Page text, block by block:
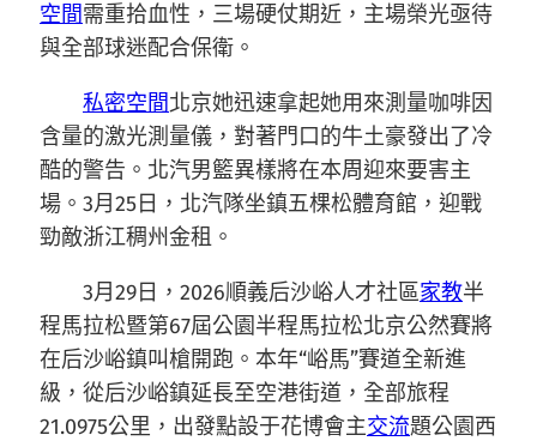
空間需重拾血性，三場硬仗期近，主場榮光亟待
與全部球迷配合保衛。
私密空間北京她迅速拿起她用來測量咖啡因
含量的激光測量儀，對著門口的牛土豪發出了冷
酷的警告。北汽男籃異樣將在本周迎來要害主
場。3月25日，北汽隊坐鎮五棵松體育館，迎戰
勁敵浙江稠州金租。
3月29日，2026順義后沙峪人才社區家教半
程馬拉松暨第67屆公園半程馬拉松北京公然賽將
在后沙峪鎮叫槍開跑。本年“峪馬”賽道全新進
級，從后沙峪鎮延長至空港街道，全部旅程
21.0975公里，出發點設于花博會主交流題公園西